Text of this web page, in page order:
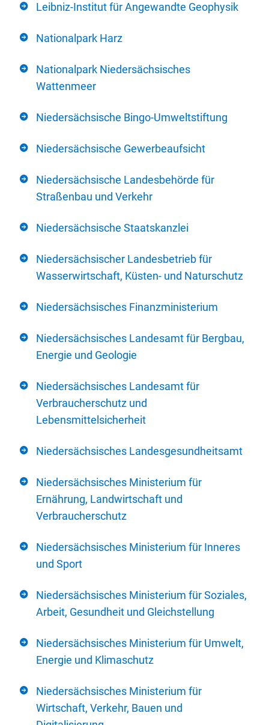
Leibniz-Institut für Angewandte Geophysik
Nationalpark Harz
Nationalpark Niedersächsisches
Wattenmeer
Niedersächsische Bingo-Umweltstiftung
Niedersächsische Gewerbeaufsicht
Niedersächsische Landesbehörde für
Straßenbau und Verkehr
Niedersächsische Staatskanzlei
Niedersächsischer Landesbetrieb für
Wasserwirtschaft, Küsten- und Naturschutz
Niedersächsisches Finanzministerium
Niedersächsisches Landesamt für Bergbau,
Energie und Geologie
Niedersächsisches Landesamt für
Verbraucherschutz und
Lebensmittelsicherheit
Niedersächsisches Landesgesundheitsamt
Niedersächsisches Ministerium für
Ernährung, Landwirtschaft und
Verbraucherschutz
Niedersächsisches Ministerium für Inneres
und Sport
Niedersächsisches Ministerium für Soziales,
Arbeit, Gesundheit und Gleichstellung
Niedersächsisches Ministerium für Umwelt,
Energie und Klimaschutz
Niedersächsisches Ministerium für
Wirtschaft, Verkehr, Bauen und